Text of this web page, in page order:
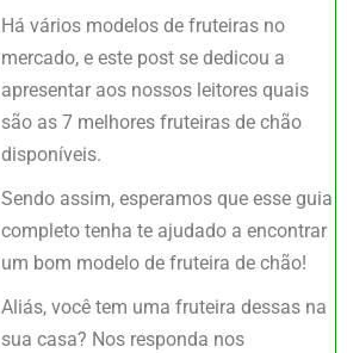
Há vários modelos de fruteiras no
mercado, e este post se dedicou a
apresentar aos nossos leitores quais
são as 7 melhores fruteiras de chão
disponíveis.
Sendo assim, esperamos que esse guia
completo tenha te ajudado a encontrar
um bom modelo de fruteira de chão!
Aliás, você tem uma fruteira dessas na
sua casa? Nos responda nos